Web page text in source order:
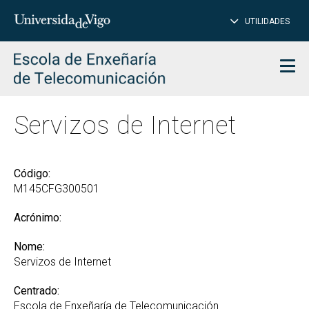
Introduce
para
buscar
UTILIDADES
Servizos de Internet
Código:
M145CFG300501
Acrónimo:
Nome:
Servizos de Internet
Centrado:
Escola de Enxeñaría de Telecomunicación